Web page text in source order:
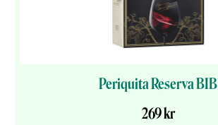
Periquita Reserva BIB
269 kr